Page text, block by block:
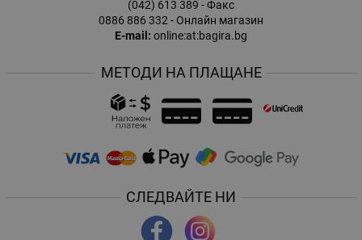
(042) 613 389 - Факс
0886 886 332 - Онлайн магазин
E-mail: online:at:bagira.bg
МЕТОДИ НА ПЛАЩАНЕ
СЛЕДВАЙТЕ НИ